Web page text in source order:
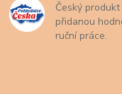
Český produkt
přidanou
ruční práce.